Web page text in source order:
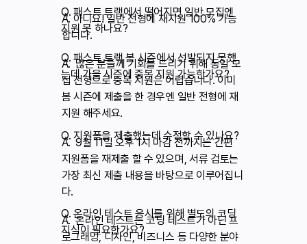
Q. 패스트 트랙에서 떨어지면 일반 모집엔
지원 못 하나요?
A. 아니요! 일반 전형에 재지원 100% 가능
합니다.
Q. 패스트 트랙 봄 시즌에서 선발되지 못했
는데 가을 시즌에 중복 지원 가능한가요?
A. 많은 분들께 기회를 드리기 위해 동일 모
집 전형으로 중복 지원은 어렵습니다. 이미
봄 시즌에 제출을 한 경우엔 일반 전형에 재
지원 해주세요.
Q. 지원폼을 제출했는데 수정할 수 있나요?
A. 9월 11일 오후 1시 마감 전까지는 간편
지원폼을 재제출 할 수 있으며, 서류 검토는
가장 최신 제출 내용을 바탕으로 이루어집니
다.
Q. 온라인 테스트 응시를 위해 별도의 코딩
지식이 필요한가요?
A. 온라인 테스트는 코딩 테스트가 아닌 프
로그래밍, 디자인, 비즈니스 등 다양한 분야